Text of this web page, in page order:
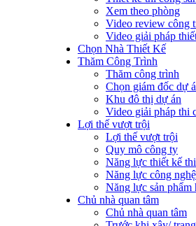
Xem theo phòng
Video review công
Video giải pháp
Chọn Nhà Thiết Kế
Thăm Công Trình
Thăm công trình
Chọn giám đốc dự
Khu đô thị dự án
Video giải pháp thi
Lợi thế vượt trội
Lợi thế vượt trội
Quy mô công ty
Năng lực thiết kế
Năng lực công
Năng lực sản phẩm
Chủ nhà quan tâm
Chủ nhà quan tâm